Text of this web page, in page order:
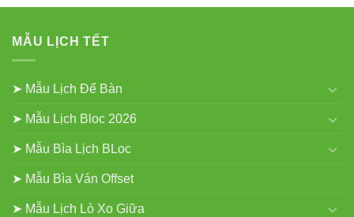
MẪU LỊCH TẾT
➤ Mẫu Lịch Để Bàn
➤ Mẫu Lịch Bloc 2026
➤ Mẫu Bìa Lịch BLoc
➤ Mẫu Bìa Ván Offset
➤ Mẫu Lịch Lò Xo Giữa